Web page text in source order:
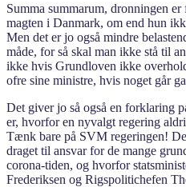
Summa summarum, dronningen
magten i Danmark, om end hun
Men det er jo også mindre
måde, for så skal man ikke stå til
ikke hvis Grundloven ikke
ofre sine ministre, hvis noget går
Det giver jo så også en forklaring
er, hvorfor en nyvalgt regering
Tænk bare på SVM regeringen!
draget til ansvar for de mange
corona-tiden, og hvorfor
Frederiksen og Rigspolitichefen